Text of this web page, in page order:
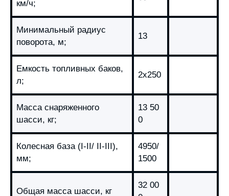
км/ч;
Минимальный радиус
поворота, м;
13
Емкость топливных баков,
л;
2х250
Масса снаряженного
шасси, кг;
13 50
0
Колесная база (I-II/ II-III),
мм;
4950/
1500
Общая масса шасси, кг
32 00